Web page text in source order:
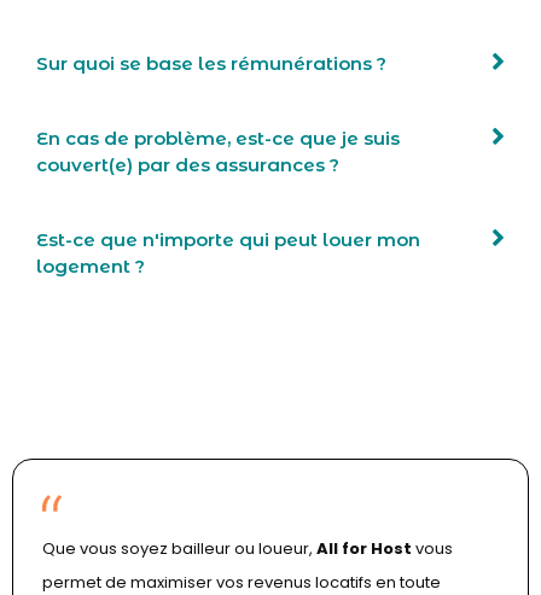
Sur quoi se base les rémunérations ?
En cas de problème, est-ce que je suis
couvert(e) par des assurances ?
Est-ce que n'importe qui peut louer mon
logement ?
Que vous soyez bailleur ou loueur, All for Host vous
permet de maximiser vos revenus locatifs en toute